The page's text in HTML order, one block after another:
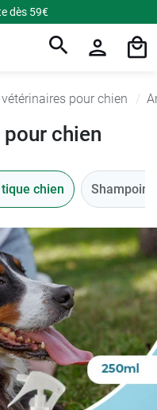
dès 59€
pour chien
chien
chien